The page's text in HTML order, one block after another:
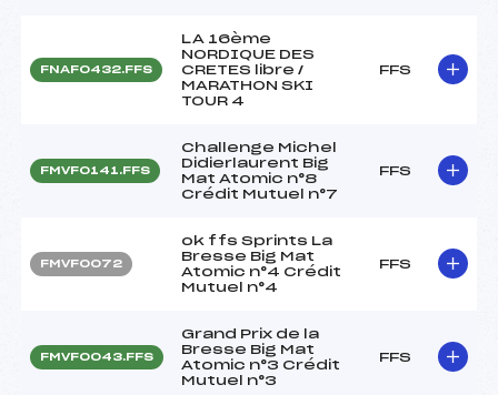
FNAF0432.FFS
LA 16ème
NORDIQUE DES
CRETES libre /
MARATHON SKI
TOUR 4
FFS
FMVF0141.FFS
Challenge Michel
Didierlaurent Big
Mat Atomic n°8
Crédit Mutuel n°7
FFS
FMVF0072
ok ffs Sprints La
Bresse Big Mat
Atomic n°4 Crédit
Mutuel n°4
FFS
FMVF0043.FFS
Grand Prix de la
Bresse Big Mat
Atomic n°3 Crédit
Mutuel n°3
FFS